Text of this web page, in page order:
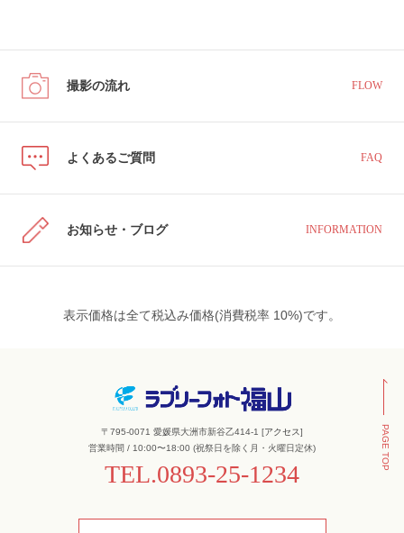
撮影の流れ FLOW
よくあるご質問 FAQ
お知らせ・ブログ INFORMATION
表示価格は全て税込み価格(消費税率 10%)です。
〒795-0071 愛媛県大洲市新谷乙414-1 [アクセス]
営業時間 / 10:00〜18:00 (祝祭日を除く月・火曜日定休)
TEL.0893-25-1234
PAGE TOP